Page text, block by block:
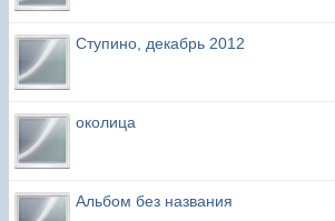
Ступино, декабрь 2012
околица
Альбом без названия